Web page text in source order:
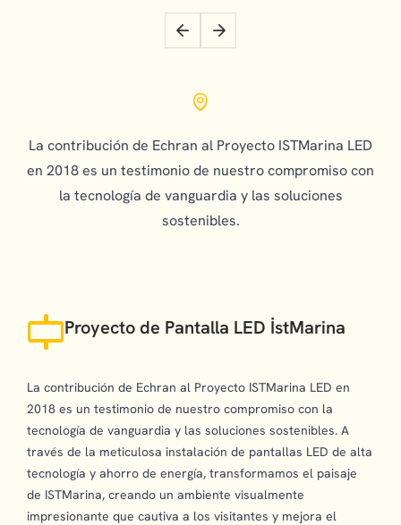
La contribución de Echran al Proyecto ISTMarina LED
en 2018 es un testimonio de nuestro compromiso con
la tecnología de vanguardia y las soluciones
sostenibles.
Proyecto de Pantalla LED İstMarina
La contribución de Echran al Proyecto ISTMarina LED en
2018 es un testimonio de nuestro compromiso con la
tecnología de vanguardia y las soluciones sostenibles. A
través de la meticulosa instalación de pantallas LED de alta
tecnología y ahorro de energía, transformamos el paisaje
de ISTMarina, creando un ambiente visualmente
impresionante que cautiva a los visitantes y mejora el